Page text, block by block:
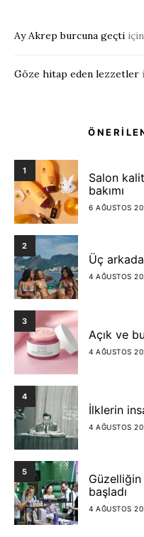
Ay Akrep burcuna geçti için
Göze hitap eden lezzetler
1
Salon
bakımı
6 AĞUSTOS
2
Üç
4 AĞUSTOS
3
Açık ve
4 AĞUSTOS
4
İlklerin
4 AĞUSTOS
5
Güzelliğin
başladı
4 AĞUSTOS